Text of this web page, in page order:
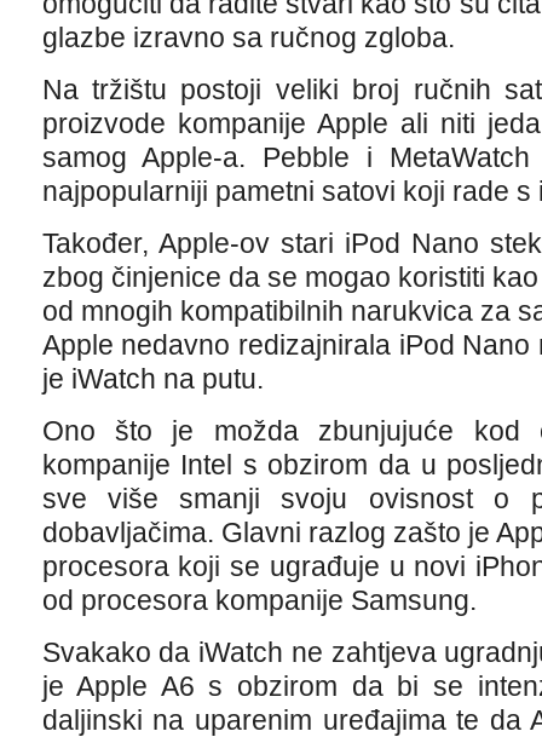
glazbe izravno sa ručnog zgloba.
Na tržištu postoji veliki broj ručnih
proizvode kompanije Apple ali niti
samog Apple-a. Pebble i
najpopularniji pametni satovi koji rade s
Također, Apple-ov stari iPod Nano
zbog činjenice da se mogao koristiti
od mnogih kompatibilnih narukvica za
Apple nedavno redizajnirala iPod
je iWatch na putu.
Ono što je možda zbunjujuće kod
kompanije Intel s obzirom da u
sve više smanji svoju ovisnost o
dobavljačima. Glavni razlog zašto je
procesora koji se ugrađuje u novi
od procesora kompanije Samsung.
Svakako da iWatch ne zahtjeva
je Apple A6 s obzirom da bi se
daljinski na uparenim uređajima te da